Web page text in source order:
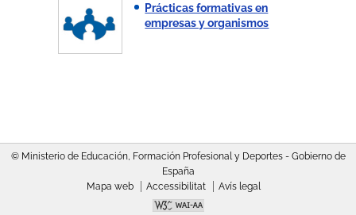
Prácticas formativas en
empresas y organismos
© Ministerio de Educación, Formación Profesional y Deportes - Gobierno de
España
Mapa web
Accessibilitat Avís legal